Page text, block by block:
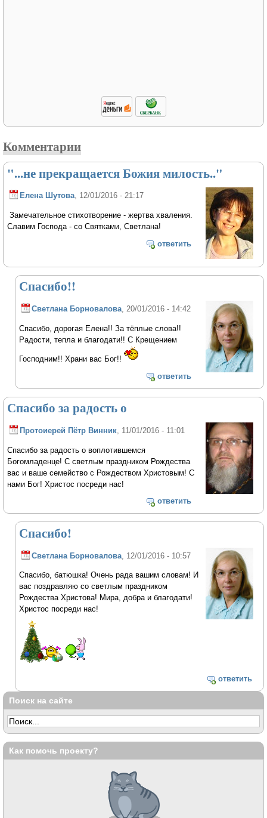
Комментарии
"...не прекращается Божия милость.."
Елена Шутова, 12/01/2016 - 21:17
Замечательное стихотворение - жертва хваления.
Славим Господа - со Святками, Светлана!
ответить
Спасибо!!
Светлана Борновалова, 20/01/2016 - 14:42
Спасибо, дорогая Елена!! За тёплые слова!!
Радости, тепла и благодати!! С Крещением
Господним!! Храни вас Бог!!
ответить
Спасибо за радость о
Протоиерей Пётр Винник , 11/01/2016 - 11:01
Спасибо за радость о воплотившемся
Богомладенце! С светлым праздником Рождества
вас и ваше семейство с Рождеством Христовым! С
нами Бог! Христос посреди нас!
ответить
Спасибо!
Светлана Борновалова , 12/01/2016 - 10:57
Спасибо, батюшка! Очень рада вашим словам! И
вас поздравляю со светлым праздником
Рождества Христова! Мира, добра и благодати!
Христос посреди нас!
ответить
Поиск на сайте
Как помочь проекту?